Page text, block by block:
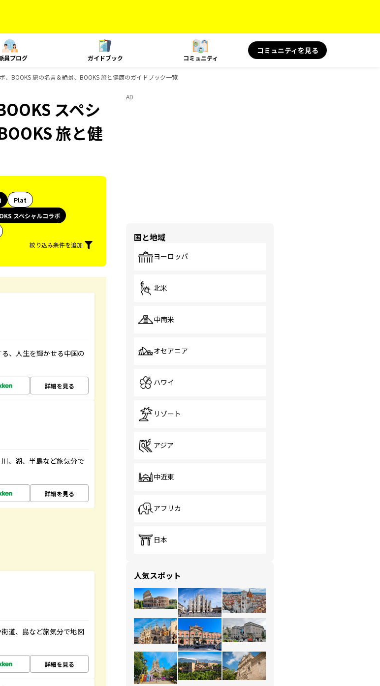
員ブログ ガイドブック コミュニティ
コミュニティを見る
BOOKS 旅の名言＆絶景、BOOKS 旅と健康のガイドブック一覧
スペシ
旅と健
Plat
スペシャルコラボ
絞り込み条件を追加
、人生を輝かせる中国の
詳細を見る
、湖、半島など旅気分で
詳細を見る
道、島など旅気分で地図
詳細を見る
AD
国と地域
ヨーロッパ
北米
中南米
オセアニア
ハワイ
リゾート
アジア
中近東
アフリカ
日本
人気スポット